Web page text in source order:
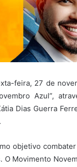
feira, 27 de
Azul”,
Dias Guerra
objetivo
O Movimento